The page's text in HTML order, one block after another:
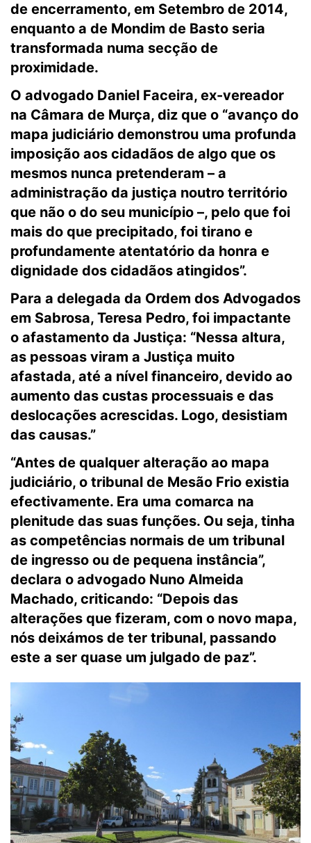
de encerramento, em Setembro de 2014,
enquanto a de Mondim de Basto seria
transformada numa secção de
proximidade.
O advogado Daniel Faceira, ex-vereador
na Câmara de Murça, diz que o “avanço do
mapa judiciário demonstrou uma profunda
imposição aos cidadãos de algo que os
mesmos nunca pretenderam – a
administração da justiça noutro território
que não o do seu município –, pelo que foi
mais do que precipitado, foi tirano e
profundamente atentatório da honra e
dignidade dos cidadãos atingidos”.
Para a delegada da Ordem dos Advogados
em Sabrosa, Teresa Pedro, foi impactante
o afastamento da Justiça: “Nessa altura,
as pessoas viram a Justiça muito
afastada, até a nível financeiro, devido ao
aumento das custas processuais e das
deslocações acrescidas. Logo, desistiam
das causas.”
“Antes de qualquer alteração ao mapa
judiciário, o tribunal de Mesão Frio existia
efectivamente. Era uma comarca na
plenitude das suas funções. Ou seja, tinha
as competências normais de um tribunal
de ingresso ou de pequena instância”,
declara o advogado Nuno Almeida
Machado, criticando: “Depois das
alterações que fizeram, com o novo mapa,
nós deixámos de ter tribunal, passando
este a ser quase um julgado de paz”.